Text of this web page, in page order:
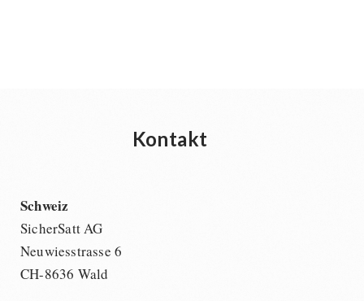
Kontakt
Schweiz
SicherSatt AG
Neuwiesstrasse 6
CH-8636 Wald